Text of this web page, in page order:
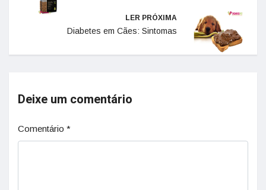
LER PRÓXIMA
Diabetes em Cães: Sintomas
Deixe um comentário
Comentário *